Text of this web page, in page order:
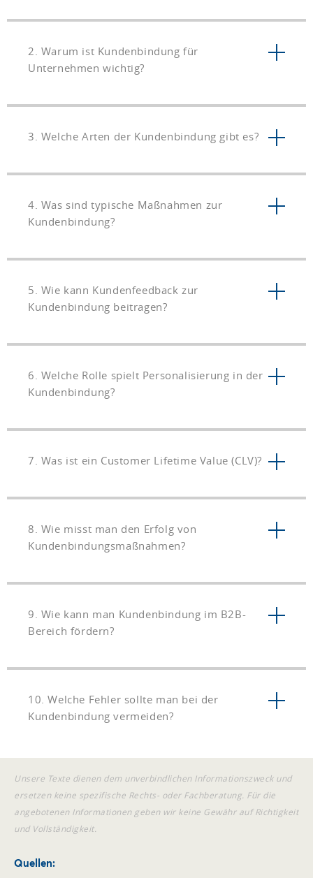
2. Warum ist Kundenbindung für
Unternehmen wichtig?
3. Welche Arten der Kundenbindung gibt es?
4. Was sind typische Maßnahmen zur
Kundenbindung?
5. Wie kann Kundenfeedback zur
Kundenbindung beitragen?
6. Welche Rolle spielt Personalisierung in der
Kundenbindung?
7. Was ist ein Customer Lifetime Value (CLV)?
8. Wie misst man den Erfolg von
Kundenbindungsmaßnahmen?
9. Wie kann man Kundenbindung im B2B-
Bereich fördern?
10. Welche Fehler sollte man bei der
Kundenbindung vermeiden?
Unsere Texte dienen dem unverbindlichen Informationszweck und
ersetzen keine spezifische Rechts- oder Fachberatung. Für die
angebotenen Informationen geben wir keine Gewähr auf Richtigkeit
und Vollständigkeit.
Quellen: